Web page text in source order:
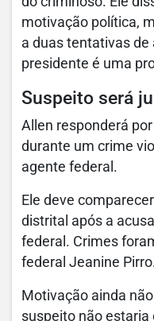
motivação política,
a duas tentativas de
presidente é uma
Suspeito será
Allen responderá
durante um crime
agente federal.
Ele deve
distrital após a
federal. Crimes
federal Jeanine
Motivação ainda
suspeito não